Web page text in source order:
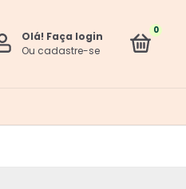
Olá! Faça login
Ou cadastre-se
0